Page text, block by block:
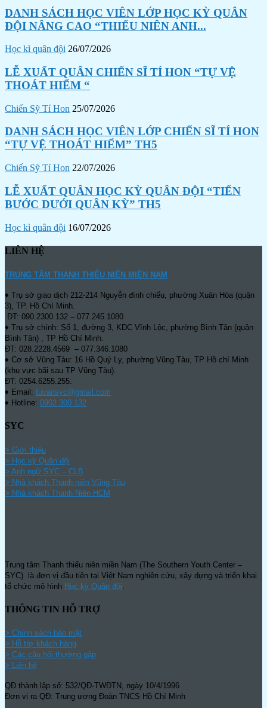
DANH SÁCH HỌC VIÊN LỚP HỌC KỲ QUÂN
ĐỘI NÂNG CAO “THIẾU NIÊN ANH...
Học kì quân đội 26/07/2026
LỄ XUẤT QUÂN CHIẾN SĨ TÍ HON “TỰ VỆ
THOÁT HIỂM “
Chiến Sỹ Tí Hon 25/07/2026
DANH SÁCH HỌC VIÊN LỚP CHIẾN SĨ TÍ HON
“TỰ VỆ THOÁT HIỂM” TH5
Chiến Sỹ Tí Hon 22/07/2026
LỄ XUẤT QUÂN HỌC KỲ QUÂN ĐỘI “TIẾN
BƯỚC DƯỚI QUÂN KỲ” TH5
Học kì quân đội 16/07/2026
LIÊN HỆ
TRUNG TÂM THANH THIẾU NIÊN MIỀN NAM
♦ Trụ sở giao dịch 212-214 Nguyễn đình chiểu, phường Xuân Hòa (quận
3), TP. Hồ Chí Minh.
ĐT: 090.2300.132 – 077.245.1080
♦ Trụ sở chính: Số 1, đường 3, KDC Vĩnh Lộc, phường Bình Tân (quận
Bình Tân) , TP Hồ Chí Minh.
ĐT: 028.2228.4569 – 077.346.1080
♦ Cơ sở Vũng Tàu: 16 Hồ Quý Ly, phường Vũng Tàu, TP Hồ chí Minh
(khu vực bãi sau TP Vũng Tàu).
ĐT: 0254.6255.255.
♦ Email: tuvansyc@gmail.com
♦ Hotline: 0902 300 132
SYC
> Giới thiệu
> Học kỳ Quân đội
> Anh ngữ SYC – CLB
> Nhà khách Thanh niên Vũng Tàu
> Nhà khách Thanh Niên HCM
Trung tâm Thanh thiếu niên miền Nam (The Southern Youth Center –
SYC) là đơn vị đầu tiên tại Việt Nam nghiên cứu, xây dựng và triển khai
tổ chức mô hình Học kỳ Quân đội
THÔNG TIN HỖ TRỢ
> Chính sách bảo mật
> Hỗ trợ khách hàng
> Các câu hỏi thường gặp
> Liên hệ
QĐ thành lập số: 532/QĐ-TWĐTN, ngày 10/4/1996
Đơn vị ra QĐ: Trung ương Đoàn TNCS Hồ Chí Minh